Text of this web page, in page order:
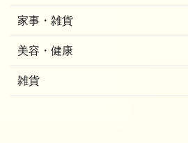
家事・雑貨
美容・健康
雑貨